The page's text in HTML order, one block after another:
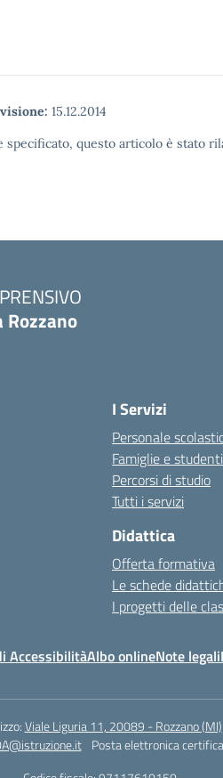
15.12.2014
specificato, questo articolo è stato
Rozzano
I Servizi
Personale
Famiglie e studenti
Percorsi di studio
Tutti i servizi
Didattica
Offerta formativa
Le schede
I progetti delle
AccessibilitàAlbo onlineNote legali
Viale Liguria 11, 20089 - Rozzano (MI)
Posta elettronica